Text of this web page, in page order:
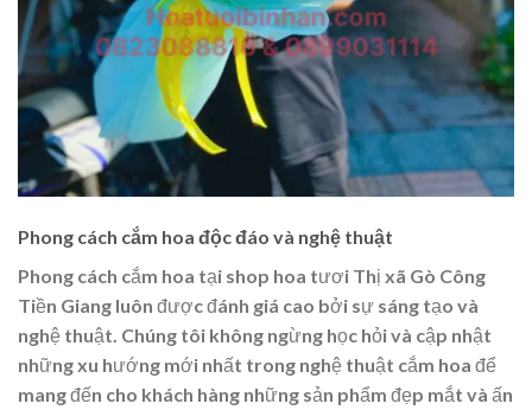
Phong cách cắm hoa độc đáo và nghệ thuật
Phong cách cắm hoa tại shop hoa tươi Thị xã Gò Công
Tiền Giang luôn được đánh giá cao bởi sự sáng tạo và
nghệ thuật. Chúng tôi không ngừng học hỏi và cập nhật
những xu hướng mới nhất trong nghệ thuật cắm hoa để
mang đến cho khách hàng những sản phẩm đẹp mắt và ấn